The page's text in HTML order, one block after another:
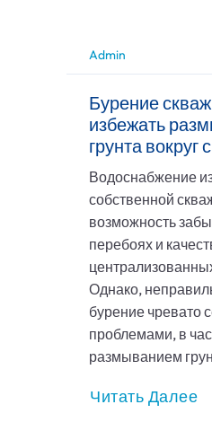
Admin
Бурение
избежать
грунта вокруг
Водоснабжение
собственной
возможность
перебоях и
Однако,
бурение чревато
проблемами, в
размыванием
Читать Далее